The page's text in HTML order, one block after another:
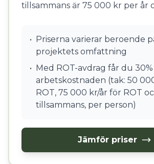
tillsammans är 75 000 kr per år
• Priserna varierar beroende
projektets omfattning
• Med ROT-avdrag får du
arbetskostnaden (tak: 50
ROT, 75 000 kr/år för ROT
tillsammans, per person)
Jämför priser